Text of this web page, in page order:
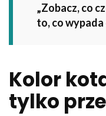
„Zobacz, co
to, co wypada
Kolor
tylko